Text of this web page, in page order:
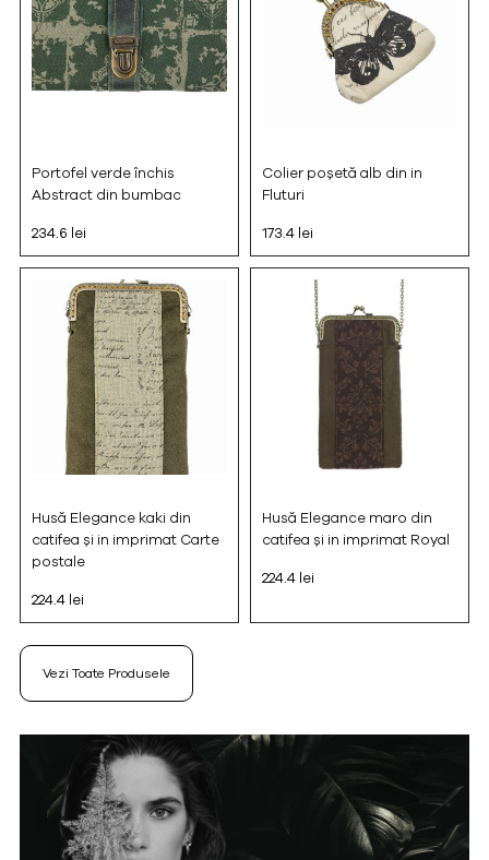
Portofel verde închis
Abstract din bumbac
234.6 lei
Colier poșetă alb din in
Fluturi
173.4 lei
Husă Elegance kaki din
catifea și in imprimat Carte
postale
224.4 lei
Husă Elegance maro din
catifea și in imprimat Royal
224.4 lei
Vezi Toate Produsele